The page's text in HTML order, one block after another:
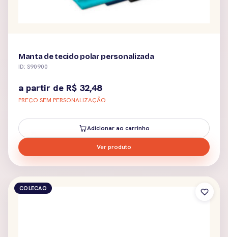
Manta de tecido polar personalizada
ID: S90900
a partir de R$ 32,48
PREÇO SEM PERSONALIZAÇÃO
Adicionar ao carrinho
Ver produto
COLECAO